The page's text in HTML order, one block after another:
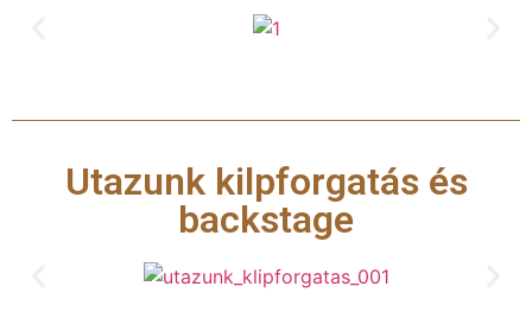
Utazunk kilpforgatás és
backstage